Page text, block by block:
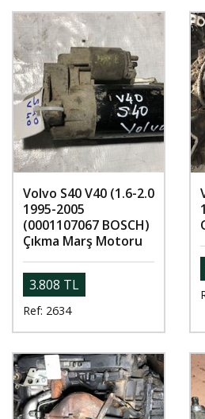
Volvo S40 V40 (1.6-2.0
1995-2005
(0001107067 BOSCH)
Çıkma Marş Motoru
3.808 TL
Ref: 2634